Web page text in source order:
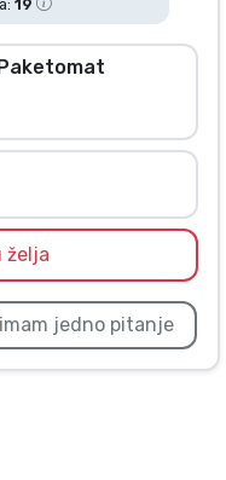
19
želja
jedno pitanje